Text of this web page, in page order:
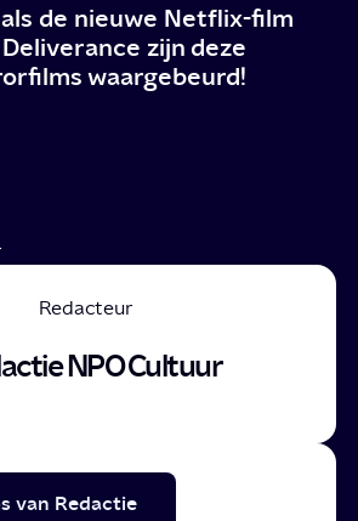
de nieuwe Netflix-film
zijn deze
waargebeurd!
Redacteur
NPO Cultuur
van Redactie